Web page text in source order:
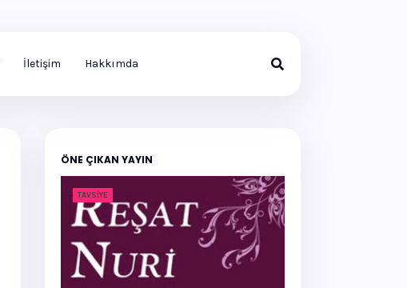
İletişim Hakkımda
ÖNE ÇIKAN YAYIN
TAVSIYE